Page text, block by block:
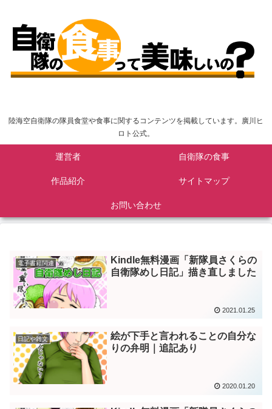
陸海空自衛隊の隊員食堂や食事に関するコンテンツを掲載しています。廣川ヒ
ロト公式。
運営者 自衛隊の食事
作品紹介 サイトマップ
お問い合わせ
電子書籍関連
Kindle無料漫画「新隊員さくらの
自衛隊めし日記」描き直しました
2021.01.25
日記や雑文
絵が下手と言われることの自分な
りの弁明｜追記あり
2020.01.20